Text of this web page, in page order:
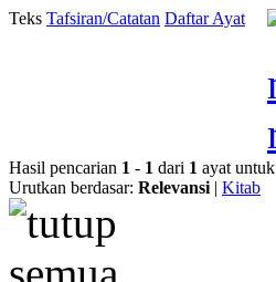
Teks Tafsiran/Catatan Daftar Ayat
Hasil pencarian 1 - 1 dari 1 ayat untuk
Urutkan berdasar: Relevansi | Kitab